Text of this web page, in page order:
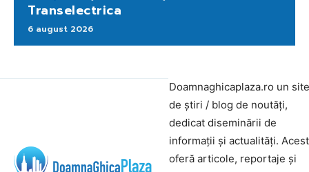
Transelectrica
6 august 2026
Doamnaghicaplaza.ro un site
de știri / blog de noutăți,
dedicat diseminării de
informații și actualități.
oferă articole, reportaje și